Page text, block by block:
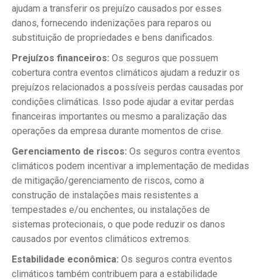
ajudam a transferir os prejuízo causados por esses
danos, fornecendo indenizações para reparos ou
substituição de propriedades e bens danificados.
Prejuízos financeiros: Os seguros que possuem
cobertura contra eventos climáticos ajudam a reduzir os
prejuízos relacionados a possíveis perdas causadas por
condições climáticas. Isso pode ajudar a evitar perdas
financeiras importantes ou mesmo a paralização das
operações da empresa durante momentos de crise.
Gerenciamento de riscos: Os seguros contra eventos
climáticos podem incentivar a implementação de medidas
de mitigação/gerenciamento de riscos, como a
construção de instalações mais resistentes a
tempestades e/ou enchentes, ou instalações de
sistemas protecionais, o que pode reduzir os danos
causados por eventos climáticos extremos.
Estabilidade econômica: Os seguros contra eventos
climáticos também contribuem para a estabilidade